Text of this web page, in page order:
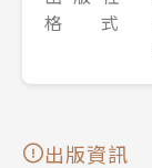
格 式
出版資訊